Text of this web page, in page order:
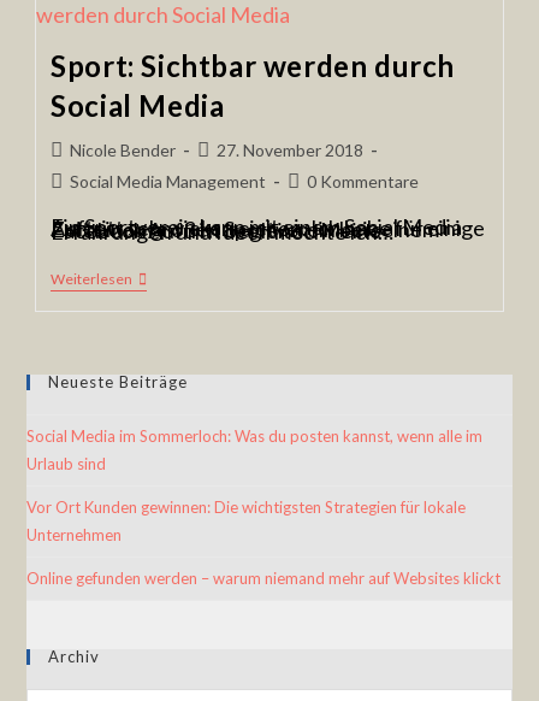
Sport: Sichtbar werden durch
Social Media
Nicole Bender
27. November 2018
Social Media Management
0 Kommentare
Ein Sportverein kann mit einem Social Media Auftritt sehr viel erreichen. Ich habe für einige Zeit einen großen Sportverein bei seinem Facebook Auftritt begleitet. Meine Erfahrungen und Ideen möchte ich…
Weiterlesen
Neueste Beiträge
Social Media im Sommerloch: Was du posten kannst, wenn alle im
Urlaub sind
Vor Ort Kunden gewinnen: Die wichtigsten Strategien für lokale
Unternehmen
Online gefunden werden – warum niemand mehr auf Websites klickt
Archiv